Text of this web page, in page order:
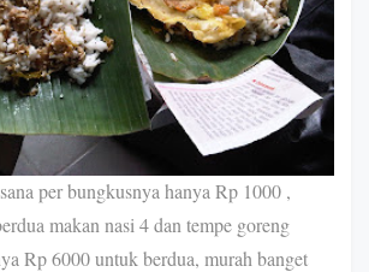
per bungkusnya hanya Rp 1000 ,
makan nasi 4 dan tempe goreng
Rp 6000 untuk berdua, murah banget